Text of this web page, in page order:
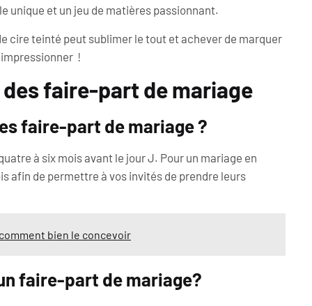
unique et un jeu de matières passionnant.
cire teinté peut sublimer le tout et achever de marquer
impressionner !
faire-part de mariage
faire-part de mariage ?
à six mois avant le jour J. Pour un mariage en
afin de permettre à vos invités de prendre leurs
bien le concevoir
faire-part de mariage?